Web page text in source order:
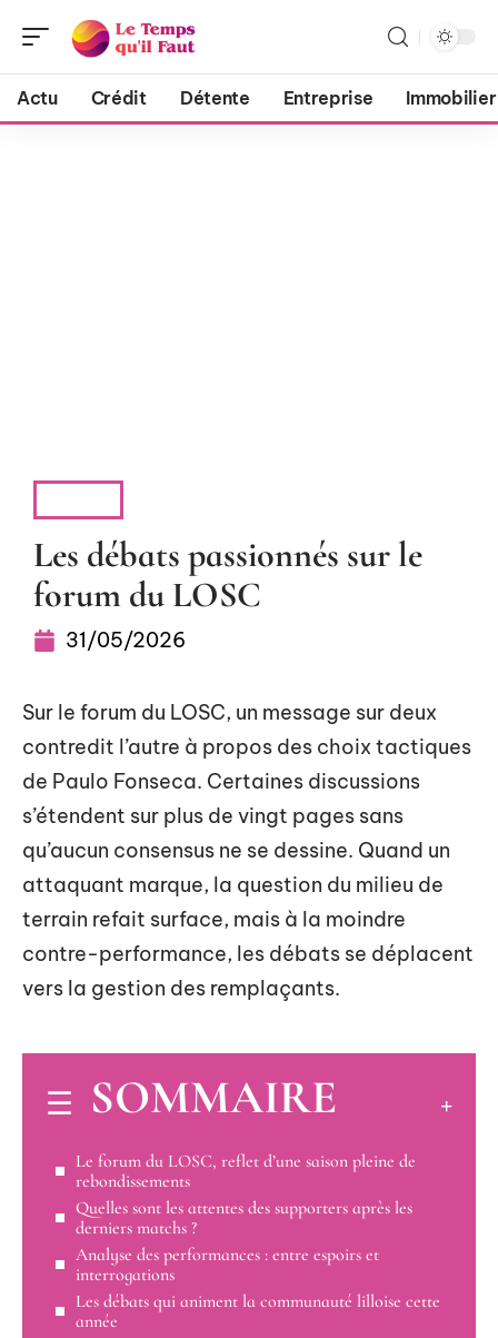
Actu Crédit Détente Entreprise Immobilier
Les débats passionnés sur le
forum du LOSC
31/05/2026
Sur le forum du LOSC, un message sur deux
contredit l’autre à propos des choix tactiques
de Paulo Fonseca. Certaines discussions
s’étendent sur plus de vingt pages sans
qu’aucun consensus ne se dessine. Quand un
attaquant marque, la question du milieu de
terrain refait surface, mais à la moindre
contre-performance, les débats se déplacent
vers la gestion des remplaçants.
SOMMAIRE
Le forum du LOSC, reflet d’une saison pleine de
rebondissements
Quelles sont les attentes des supporters après les
derniers matchs ?
Analyse des performances : entre espoirs et
interrogations
Les débats qui animent la communauté lilloise cette
année